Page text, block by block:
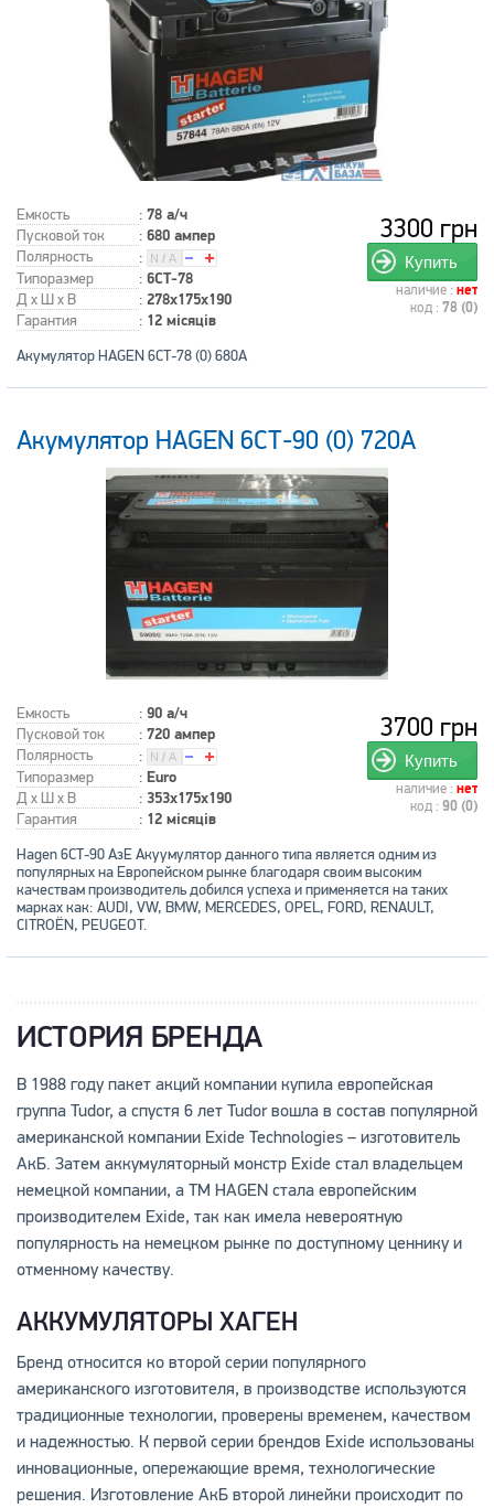
Емкость : 78 а/ч
Пусковой ток : 680 ампер
Полярность
:
Типоразмер
: 6СТ-78
Д x Ш x В : 278x175x190
Гарантия : 12 місяців
3300 грн
Купить
наличие : нет
код : 78 (0)
Акумулятор HAGEN 6СТ-78 (0) 680A
Акумулятор HAGEN 6СТ-90 (0) 720A
Емкость : 90 а/ч
Пусковой ток : 720 ампер
Полярность
:
Типоразмер
: Euro
Д x Ш x В : 353x175x190
Гарантия : 12 місяців
3700 грн
Купить
наличие : нет
код : 90 (0)
Hagen 6СТ-90 АзЕ Акуумулятор данного типа является одним из
популярных на Европейском рынке благодаря своим высоким
качествам производитель добился успеха и применяется на таких
марках как: AUDI, VW, BMW, MERCEDES, OPEL, FORD, RENAULT,
CITROЁN, PEUGEOT.
ИСТОРИЯ БРЕНДА
В 1988 году пакет акций компании купила европейская
группа Tudor, а спустя 6 лет Tudor вошла в состав популярной
американской компании Exide Technologies – изготовитель
АкБ. Затем аккумуляторный монстр Exide стал владельцем
немецкой компании, а ТМ HAGEN стала европейским
производителем Exide, так как имела невероятную
популярность на немецком рынке по доступному ценнику и
отменному качеству.
АККУМУЛЯТОРЫ ХАГЕН
Бренд относится ко второй серии популярного
американского изготовителя, в производстве используются
традиционные технологии, проверены временем, качеством
и надежностью. К первой серии брендов Exide использованы
инновационные, опережающие время, технологические
решения. Изготовление АкБ второй линейки происходит по